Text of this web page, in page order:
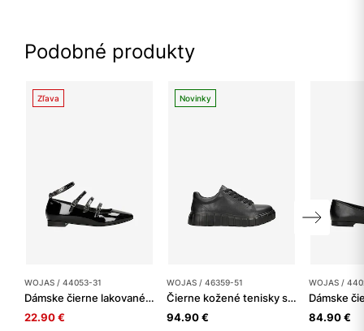
Podobné produkty
Zľava
WOJAS / 44053-31
Dámske čierne lakované balerínky s viacerými remienkami
22.90 €
Novinky
WOJAS / 46359-51
Čierne kožené tenisky s vrúbkovanou podrážkou
94.90 €
WOJAS /
84.90 €